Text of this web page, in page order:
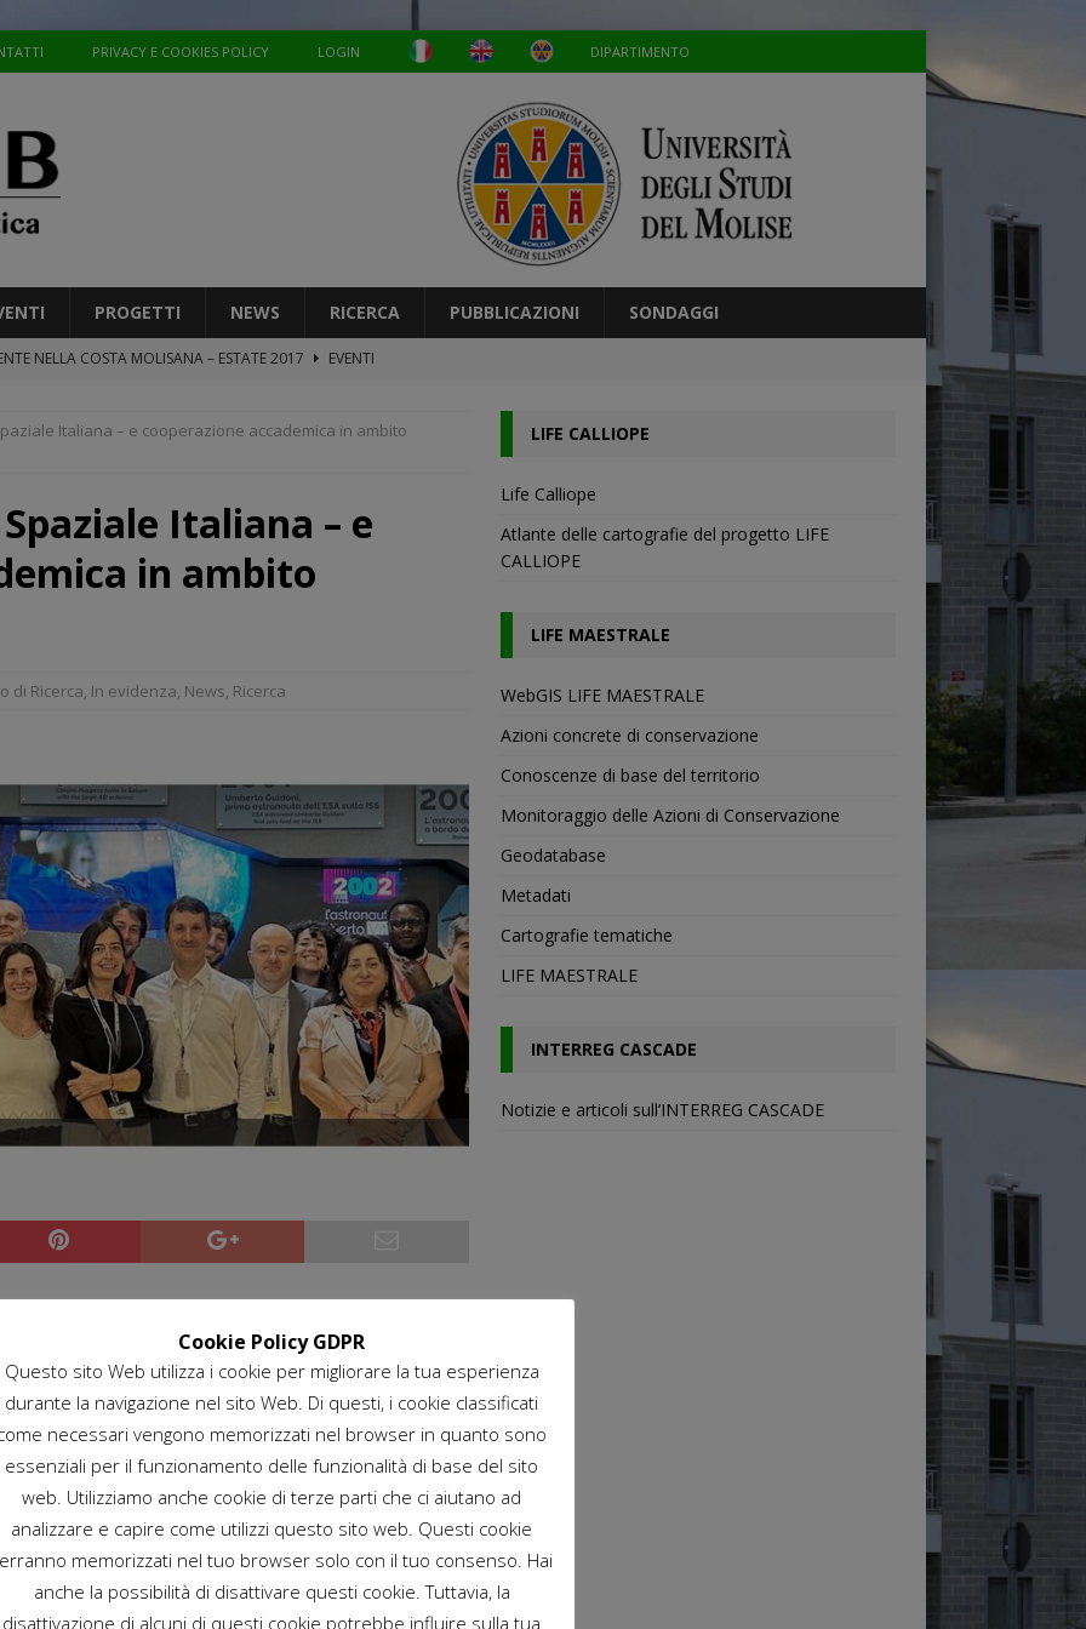
PRIVACY E COOKIES POLICY LOGIN DIPARTIMENTO
PROGETTI NEWS RICERCA PUBBLICAZIONI SONDAGGI
NELLA COSTA MOLISANA – ESTATE 2017
EVENTI
IncontrALI
EVENTI
a UNIMOLvers 2026
A.I EDU SEA
Agenzia Spaziale Italiana – e cooperazione accademica in
– ALLA SCOPERT DELLA BIODIVERSITA’
Italiana – e cooperazione accademica in ambito
Italiana – e
in ambito
di Ricerca, In evidenza, News, Ricerca
di Roma dell’Agenzia Spaziale Italiana(ASI), si è
in High Education & Earth Observation”.
e italiani, guidati dal Prof. Paolo Gamba e
per la partecipazione alModulo didattico ASI, di durata
Università degli Studi di Pavia– Dipartimento di
UNIPV), nell’ambito dei corsi di laurea magistrale
e di dottorato “Doctorado en Geomática y Sistemas
di Cordoba
Università del Molisee dell’Università degli Studi del
italiano presso cui vengono ospitati gli studenti
LIFE CALLIOPE
Life Calliope
Atlante delle cartografie del progetto LIFE
CALLIOPE
LIFE MAESTRALE
WebGIS LIFE MAESTRALE
Azioni concrete di conservazione
Conoscenze di base del territorio
Monitoraggio delle Azioni di Conservazione
Geodatabase
Metadati
Cartografie tematiche
LIFE MAESTRALE
INTERREG CASCADE
Notizie e articoli sull’INTERREG CASCADE
Cookie Policy GDPR
Questo sito Web utilizza i cookie per migliorare la tua esperienza
durante la navigazione nel sito Web. Di questi, i cookie classificati
necessari vengono memorizzati nel browser in quanto sono
essenziali per il funzionamento delle funzionalità di base del sito
web. Utilizziamo anche cookie di terze parti che ci aiutano ad
analizzare e capire come utilizzi questo sito web. Questi cookie
memorizzati nel tuo browser solo con il tuo consenso. Hai
anche la possibilità di disattivare questi cookie. Tuttavia, la
disattivazione di alcuni di questi cookie potrebbe influire sulla tua